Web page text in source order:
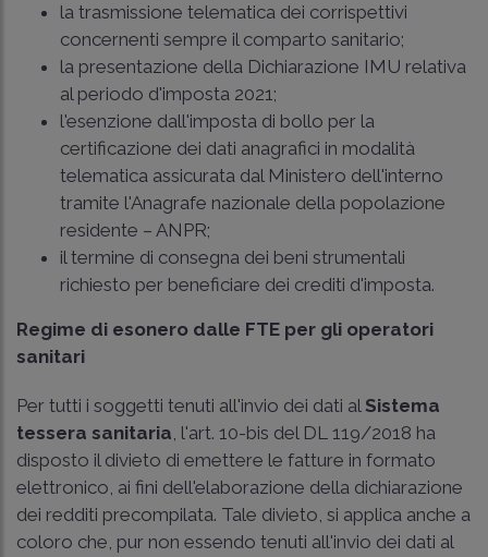
la trasmissione telematica dei corrispettivi
concernenti sempre il comparto sanitario;
la presentazione della Dichiarazione IMU relativa
al periodo d'imposta 2021;
l'esenzione dall'imposta di bollo per la
certificazione dei dati anagrafici in modalità
telematica assicurata dal Ministero dell'interno
tramite l'Anagrafe nazionale della popolazione
residente – ANPR;
il termine di consegna dei beni strumentali
richiesto per beneficiare dei crediti d'imposta.
Regime di esonero dalle FTE per gli operatori
sanitari
Per tutti i soggetti tenuti all'invio dei dati alSistema
tessera sanitaria, l'art. 10-bis del DL 119/2018 ha
disposto il divieto di emettere le fatture in formato
elettronico, ai fini dell'elaborazione della dichiarazione
dei redditi precompilata. Tale divieto, si applica anche a
coloro che, pur non essendo tenuti all'invio dei dati al